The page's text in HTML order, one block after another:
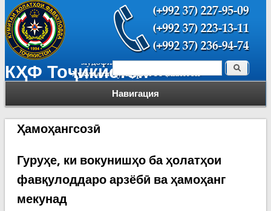
КҲФ Тоҷикистон
Навигация
Форма поиска Поиск
Ҳамоҳангсозӣ
Гуруҳе, ки вокунишҳо ба ҳолатҳои
фавқулоддаро арзёбӣ ва ҳамоҳанг
мекунад